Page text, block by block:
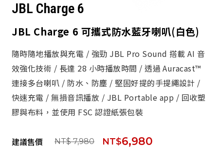
JBL Charge 6
JBL Charge 6 可攜式防水藍牙喇叭(白色)
隨時隨地播放與充電 / 強勁 JBL Pro Sound 搭載 AI 音
效強化技術 / 長達 28 小時播放時間 / 透過 Auracast™
連接多台喇叭 / 防水、防塵 / 堅固好提的手提繩設計 /
快速充電 / 無損音訊播放 / JBL Portable app / 回收塑
膠與布料，並使用 FSC 認證紙張包裝
建議售價 NT$ 7,980 NT$6,980